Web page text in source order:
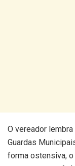
O vereador lembra
Guardas
forma ostensiva,